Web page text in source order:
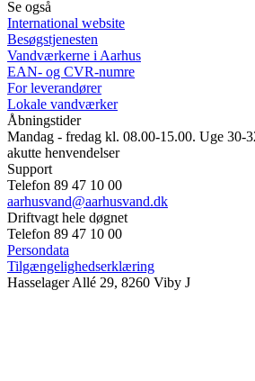
Se også
International website
Besøgstjenesten
Vandværkerne i Aarhus
EAN- og CVR-numre
For leverandører
Lokale vandværker
Åbningstider
Mandag - fredag kl. 08.00-15.00. Uge 30-
akutte henvendelser
Support
Telefon 89 47 10 00
aarhusvand@aarhusvand.dk
Driftvagt hele døgnet
Telefon 89 47 10 00
Persondata
Tilgængelighedserklæring
Hasselager Allé 29, 8260 Viby J